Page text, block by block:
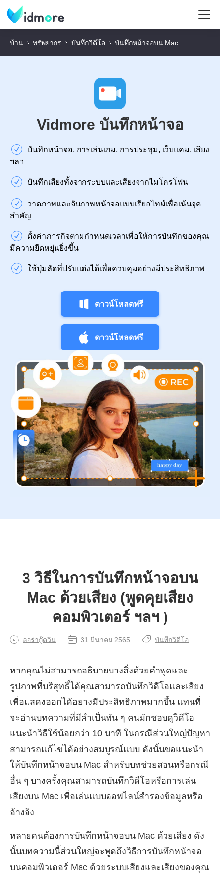
บ้าน ทรัพยากร บันทึกวิดีโอ บันทึกหน้าจอบน Mac
Vidmore บันทึกหน้าจอ
บันทึกหน้าจอ, การเล่นเกม, การประชุม, เว็บแคม, เสียง
ฯลฯ
บันทึกเสียงทั้งจากระบบและเสียงจากไมโครโฟน
วาดภาพและจับภาพหน้าจอแบบเรียลไทม์เพื่อเน้นจุด
สำคัญ
ตั้งค่าภารกิจตามกำหนดเวลาเพื่อให้การบันทึกของคุณ
มีความยืดหยุ่นยิ่งขึ้น
ใช้ปุ่มลัดที่ปรับแต่งได้เพื่อควบคุมอย่างมีประสิทธิภาพ
ดาวน์โหลดฟรี
ดาวน์โหลดฟรี
3 วิธีในการบันทึกหน้าจอบน
Mac ด้วยเสียง (พูดคุยเสียง
คอมพิวเตอร์ ฯลฯ )
ลอร่ากู๊ดวิน 31 มีนาคม 2565 บันทึกวิดีโอ
หากคุณไม่สามารถอธิบายบางสิ่งด้วยคำพูดและ
รูปภาพที่บริสุทธิ์ได้คุณสามารถบันทึกวิดีโอและเสียง
เพื่อแสดงออกได้อย่างมีประสิทธิภาพมากขึ้น แทนที่
จะอ่านบทความที่มีคำเป็นพัน ๆ คนมักชอบดูวิดีโอ
แนะนำวิธีใช้น้อยกว่า 10 นาที ในกรณีส่วนใหญ่ปัญหา
สามารถแก้ไขได้อย่างสมบูรณ์แบบ ดังนั้นขอแนะนำ
ให้บันทึกหน้าจอบน Mac สำหรับบทช่วยสอนหรือกรณี
อื่น ๆ บางครั้งคุณสามารถบันทึกวิดีโอหรือการเล่น
เสียงบน Mac เพื่อเล่นแบบออฟไลน์สำรองข้อมูลหรือ
อ้างอิง
หลายคนต้องการบันทึกหน้าจอบน Mac ด้วยเสียง ดัง
นั้นบทความนี้ส่วนใหญ่จะพูดถึงวิธีการบันทึกหน้าจอ
บนคอมพิวเตอร์ Mac ด้วยระบบเสียงและเสียงของคุณ